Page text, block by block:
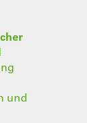
und